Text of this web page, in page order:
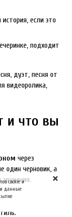
если это
подходит
дуэт, песня от
видеоролика,
и что вы
через
один черновик, а
cookie и
данные